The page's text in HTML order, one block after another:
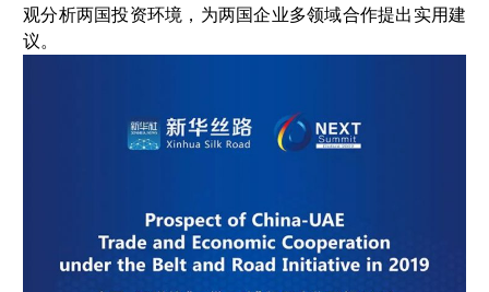
观分析两国投资环境，为两国企业多领域合作提出实用建
议。